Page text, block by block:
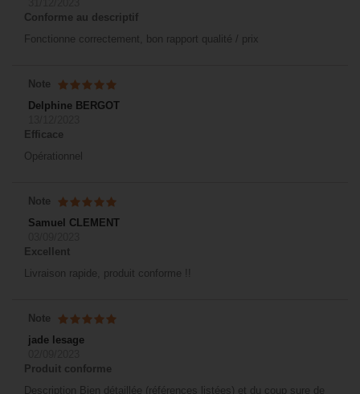
Conforme au descriptif
Fonctionne correctement, bon rapport qualité / prix
Note
Delphine BERGOT
Efficace
Opérationnel
Note
Samuel CLEMENT
Excellent
Livraison rapide, produit conforme !!
Note
jade lesage
Produit conforme
Description Bien détaillée (références listées) et du coup sure de